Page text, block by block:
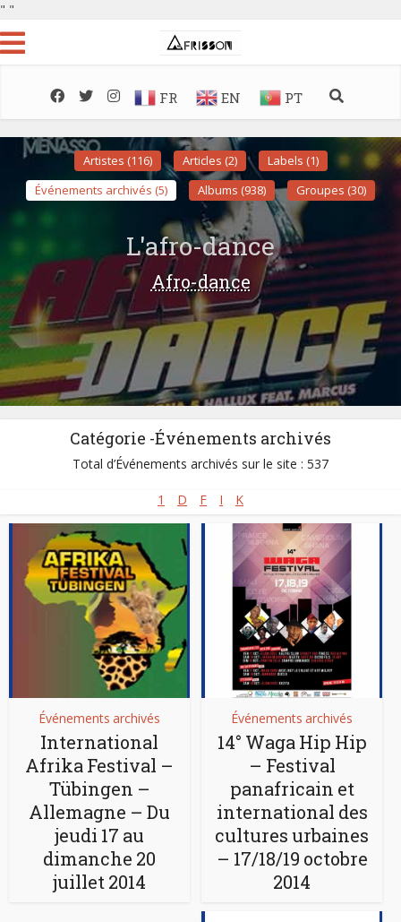
" "
FR EN PT
Artistes (116) Articles (2)
Labels (1)
Événements archivés (5)
Albums (938) Groupes (30)
L'afro-dance
Afro-dance
Catégorie -Événements archivés
Total d’Événements archivés sur le site : 537
1 D F I K
Événements archivés
International
Afrika Festival –
Tübingen –
Allemagne – Du
jeudi 17 au
dimanche 20
juillet 2014
Événements archivés
14° Waga Hip Hip
– Festival
panafricain et
international des
cultures urbaines
– 17/18/19 octobre
2014